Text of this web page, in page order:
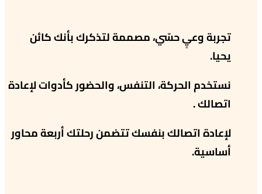
تجربة وعيٍ حسّي، مصممة لتذكرك بأنك كائن
يحيا.
نستخدم الحركة، التنفس، والحضور كأدوات لإعادة
اتصالك .
لإعادة اتصالك بنفسك تتضمن رحلتك أربعة محاور
أساسية.